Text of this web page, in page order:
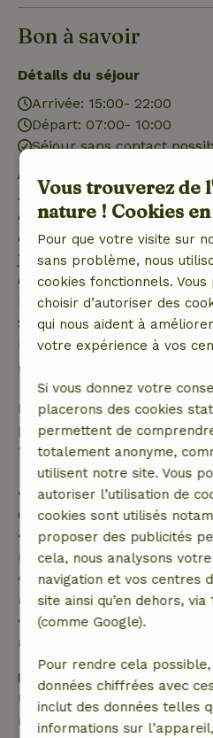
Bon à savoir
Détails du séjour
Arrivée: 15:00- 22:00
Départ: 07:00- 10:00
Séjour sans contact
Annulation gratuite dans
Annulation gratuite dans
confirmation de ta
demande de réservation ait
jours avant la date de
dont la date de début est
l'annulation gratuite
Si tu annules dans le délai
remboursement intégral du
réservation.
Passé ce délai, tu recevras
partiel du coût du séjour et
100 % de l'acompte :
• Jusqu'à 42 jours avant
de 70 %
• Entre 42 et 28 jours avant
remboursement de 40 %
• De 28 jours avant l'arrivée
remboursement de 10 %
• Le jour de l'arrivée ou
remboursement
Dépôt de sécurité
Une caution de 100,00 €
remboursé après le départ.
Vous trouverez de
nature ! Cookies
Pour que votre visite sur
sans problème, nous
cookies fonctionnels.
choisir d’autoriser des
qui nous aident à
votre expérience à vos
Si vous donnez votre
placerons des cookies
permettent de
totalement anonyme,
utilisent notre site. Vous
autoriser l’utilisation de
cookies sont utilisés
proposer des publicités
cela, nous analysons
navigation et vos centres
site ainsi qu’en dehors,
(comme Google).
Pour rendre cela
données chiffrées avec
inclut des données telles
informations sur